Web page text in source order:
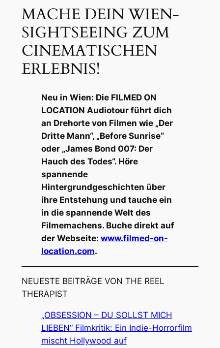
MACHE DEIN WIEN-
SIGHTSEEING ZUM
CINEMATISCHEN
ERLEBNIS!
Neu in Wien: Die FILMED ON
LOCATION Audiotour führt dich
an Drehorte von Filmen wie „Der
Dritte Mann“, „Before Sunrise“
oder „James Bond 007: Der
Hauch des Todes“. Höre
spannende
Hintergrundgeschichten über
ihre Entstehung und tauche ein
in die spannende Welt des
Filmemachens. Buche direkt auf
der Webseite: www.filmed-on-
location.com.
NEUESTE BEITRÄGE VON THE REEL
THERAPIST
„OBSESSION – DU SOLLST MICH
LIEBEN“ Filmkritik: Ein Indie-Horrorfilm
mischt Hollywood auf